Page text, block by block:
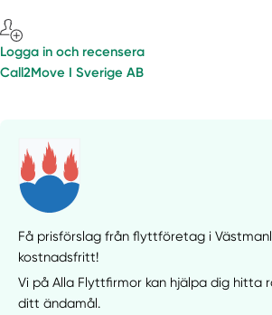
Logga in och recensera
Call2Move I Sverige AB
Få prisförslag från flyttföretag i
kostnadsfritt!
Vi på Alla Flyttfirmor kan hjälpa dig
ditt ändamål.